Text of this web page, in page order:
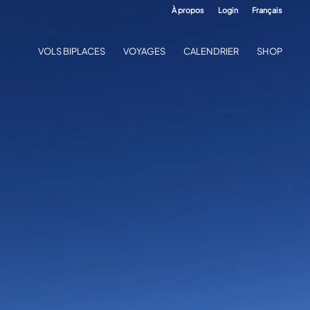
À propos Login Français
VOLS BIPLACES VOYAGES CALENDRIER SHOP